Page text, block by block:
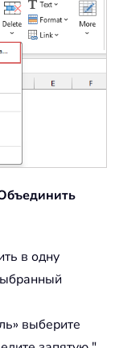
в одну
выберите